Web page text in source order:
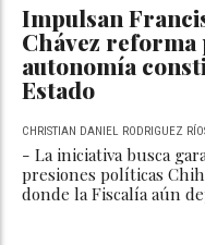
Impulsan
Chávez reforma
autonomía
Estado
CHRISTIAN DANIEL RODRIGUEZ
- La iniciativa busca
presiones políticas
donde la Fiscalía aún